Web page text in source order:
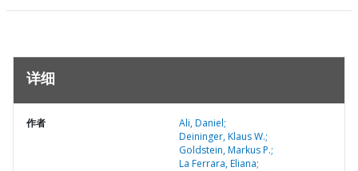
详细
作者
Ali, Daniel;
Deininger, Klaus W.;
Goldstein, Markus P.;
La Ferrara, Eliana;